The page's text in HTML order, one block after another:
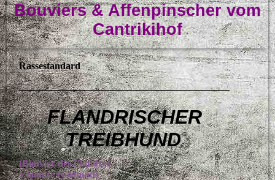
Bouviers & Affenpinscher vom
Cantrikihof
Rassestandard
FLANDRISCHER
TREIBHUND
(Bouvier des Flandres,
Vlaamse Koehond)